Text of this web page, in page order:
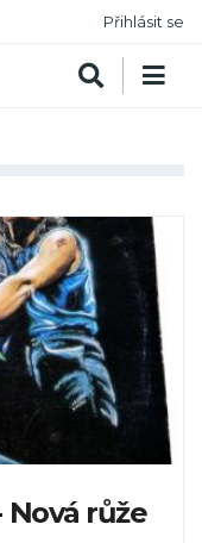
Přihlásit se
růže